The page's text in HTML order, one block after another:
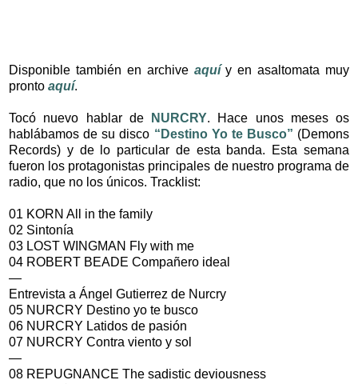
Disponible también en archive aquíy en asaltomata muy
pronto aquí.
Tocó nuevo hablar de NURCRY. Hace unos meses os
hablábamos de su disco “Destino Yo te Busco” (Demons
Records) y de lo particular de esta banda. Esta semana
fueron los protagonistas principales de nuestro programa de
radio, que no los únicos. Tracklist:
01 KORN All in the family
02 Sintonía
03 LOST WINGMAN Fly with me
04 ROBERT BEADE Compañero ideal
—
Entrevista a Ángel Gutierrez de Nurcry
05 NURCRY Destino yo te busco
06 NURCRY Latidos de pasión
07 NURCRY Contra viento y sol
—
08 REPUGNANCE The sadistic deviousness